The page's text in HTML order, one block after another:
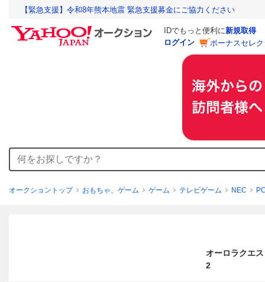
【緊急支援】令和8年熊本地震 緊急支援募金にご協力ください
IDでもっと便利に新規取得
ログイン
ボーナスセレ
オークショントップ おもちゃ、ゲーム ゲーム テレビゲーム NEC
オーロラクエ
2